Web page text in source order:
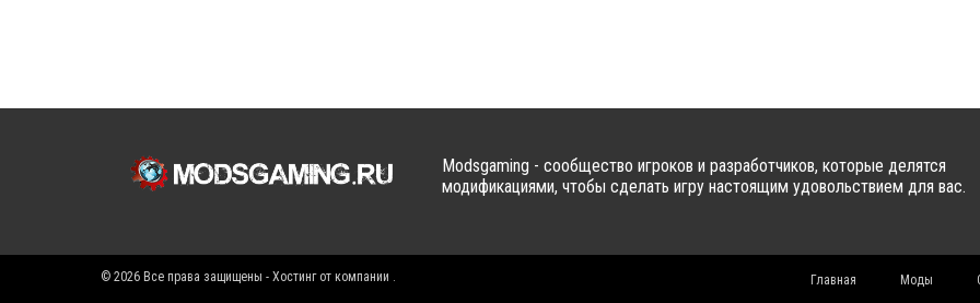
Modsgaming - сообщество игроков и разработчиков, которые делятся
модификациями, чтобы сделать игру настоящим удовольствием для вас.
© 2026 Все права защищены - Хостинг от компании . Главная Моды